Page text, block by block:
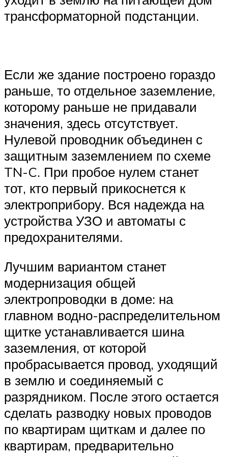
трансформаторной подстанции.
Если же здание построено гораздо
раньше, то отдельное заземление,
которому раньше не придавали
значения, здесь отсутствует.
Нулевой проводник объединен с
защитным заземлением по схеме
TN-C. При пробое нулем станет
тот, кто первый прикоснется к
электроприбору. Вся надежда на
устройства УЗО и автоматы с
предохранителями.
Лучшим вариантом станет
модернизация общей
электропроводки в доме: на
главном водно-распределительном
щитке устанавливается шина
заземления, от которой
пробрасывается провод, уходящий
в землю и соединяемый с
разрядником. После этого остается
сделать разводку новых проводов
по квартирам щиткам и далее по
квартирам, предварительно